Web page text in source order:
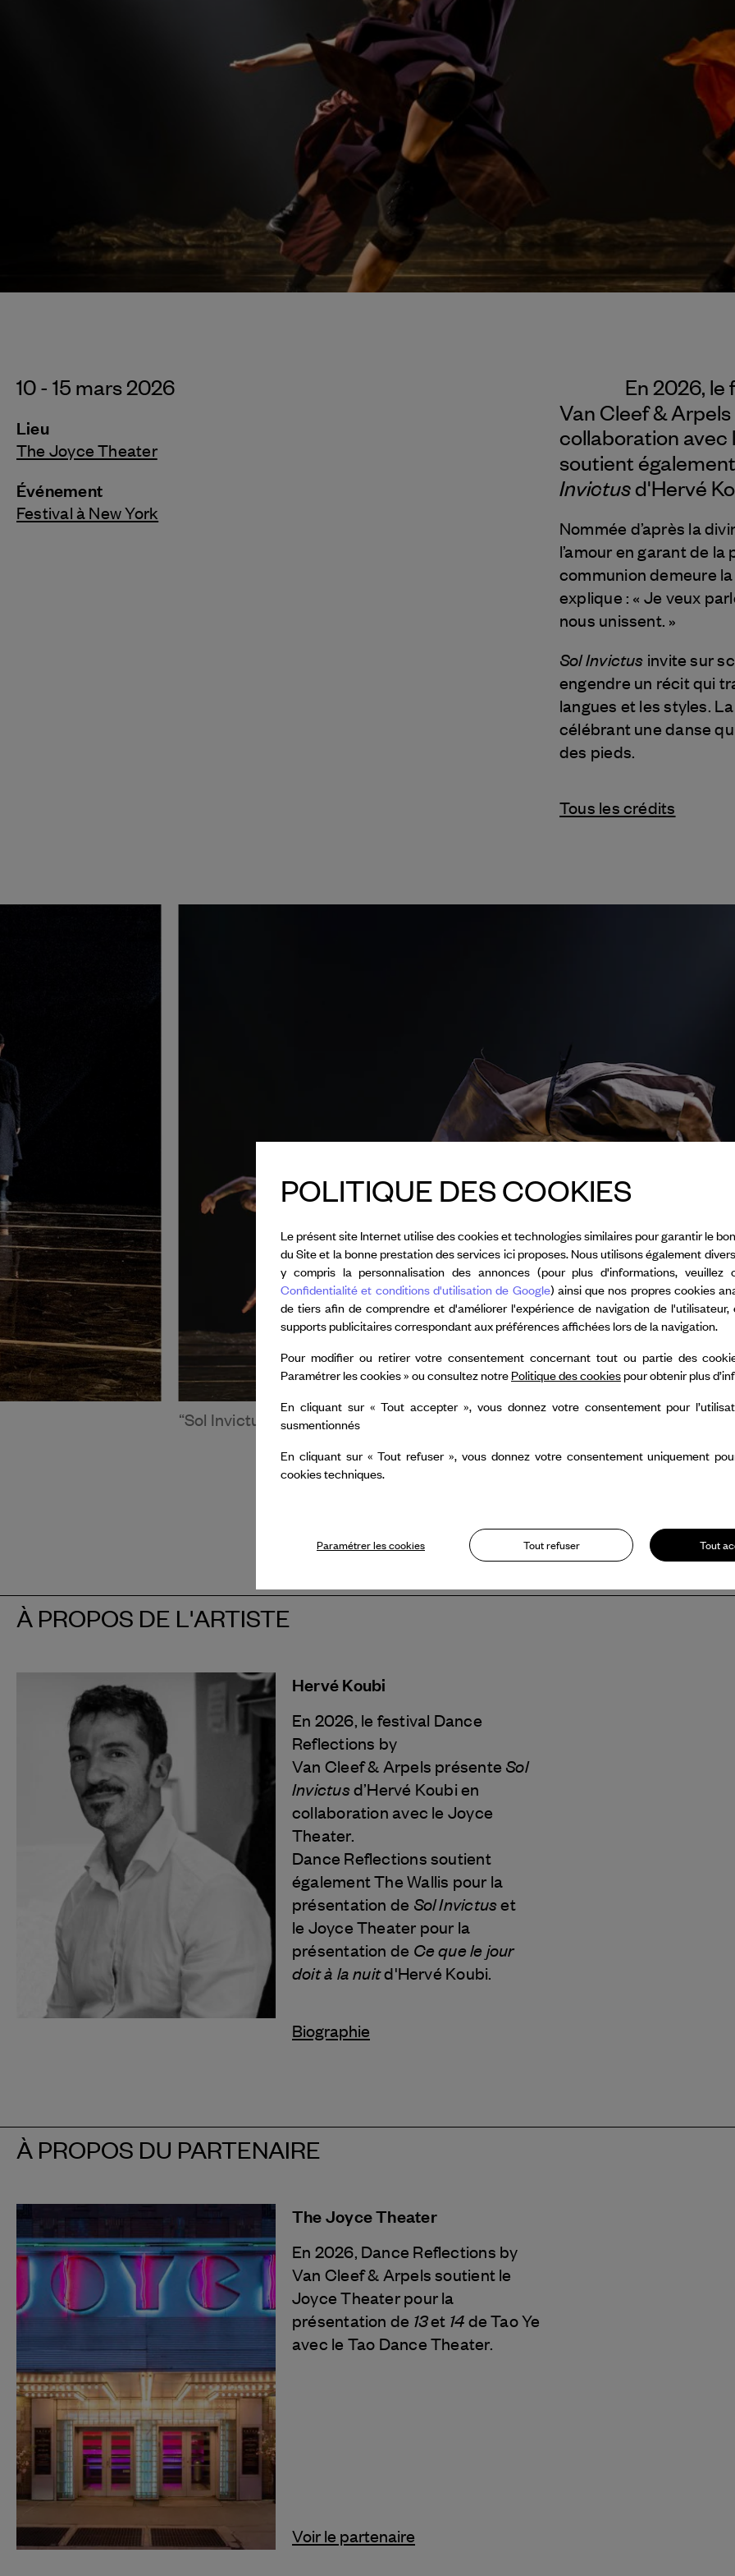
10 - 15 mars 2026
Lieu
The Joyce Theater
Événement
Festival à New York
En 2026,
Van Cleef & Arpels
collaboration avec
soutient
Invictusd'Hervé
Nommée d’après la
l’amour en garant de
communion demeure
explique : « Je veux
nous unissent. »
Sol Invictus invite sur
engendre un récit qui
langues et les styles.
célébrant une danse
des pieds.
Tous les crédits
“Sol Invictus”, Compagnie Hervé Koubi © Nathalie Sternalski
À PROPOS DE L'ARTISTE
Hervé Koubi
En 2026, le festival Dance
Reflections by
Van Cleef & Arpels présente Sol
Invictusd’Hervé Koubi en
collaboration avec le Joyce
Theater.
Dance Reflections soutient
également The Wallis pour la
présentation de Sol Invictuset
le Joyce Theater pour la
présentation de Ce que le jour
doit à la nuitd'Hervé Koubi.
Biographie
À PROPOS DU PARTENAIRE
The Joyce Theater
En 2026, Dance Reflections by
Van Cleef & Arpels soutient le
Joyce Theater pour la
présentation de 13et 14 de Tao Ye
avec le Tao Dance Theater.
Voir le partenaire
POLITIQUE DES COOKIES
Le présent site Internet utilise des cookies et technologies similaires pour garantir le
du Site et la bonne prestation des services ici proposes. Nous utilisons également
y compris la personnalisation des annonces (pour plus d'informations, veuillez
Confidentialité et conditions d'utilisation de Google) ainsi que nos propres cookies
de tiers afin de comprendre et d'améliorer l'expérience de navigation de l'utilisateur,
supports publicitaires correspondant aux préférences affichées lors de la navigation.
Pour modifier ou retirer votre consentement concernant tout ou partie des
Paramétrer les cookies » ou consultez notre Politique des cookiespour obtenir plus
En cliquant sur « Tout accepter », vous donnez votre consentement pour
susmentionnés
En cliquant sur « Tout refuser », vous donnez votre consentement uniquement
cookies techniques.
Paramétrer les cookies Tout refuser Tout